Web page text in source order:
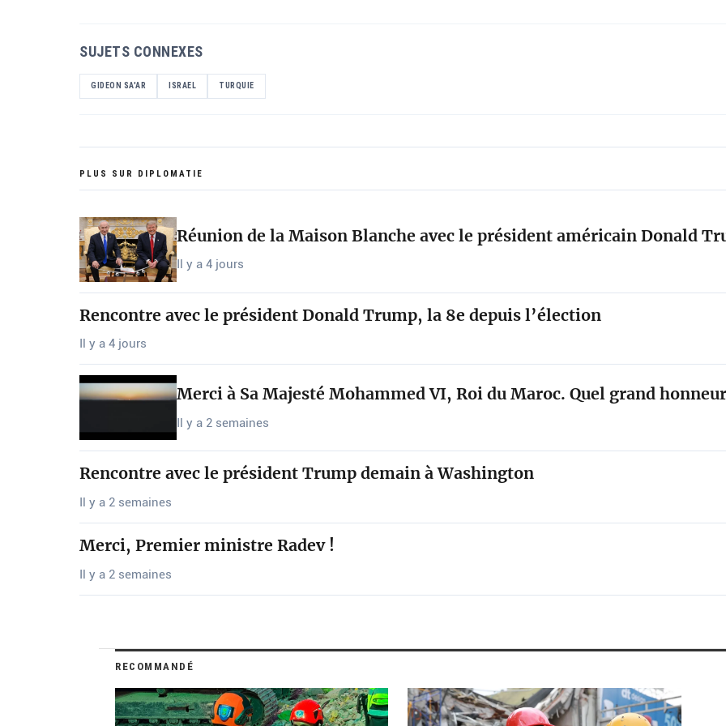
SUJETS CONNEXES
GIDEON SA'AR ISRAEL TURQUIE
PLUS SUR DIPLOMATIE
Réunion de la Maison Blanche avec le président américain Donald
Il y a 4 jours
Rencontre avec le président Donald Trump, la 8e depuis l’élection
Il y a 4 jours
Merci à Sa Majesté Mohammed VI, Roi du Maroc. Quel grand
Il y a 2 semaines
Rencontre avec le président Trump demain à Washington
Il y a 2 semaines
Merci, Premier ministre Radev !
Il y a 2 semaines
RECOMMANDÉ